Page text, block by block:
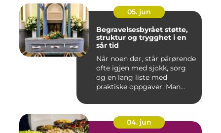
05. jun
Begravelsesbyrået støtte,
struktur og trygghet i en
sår tid
Når noen dør, står pårørende
ofte igjen med sjokk, sorg
og en lang liste med
praktiske oppgaver. Man...
04. jun